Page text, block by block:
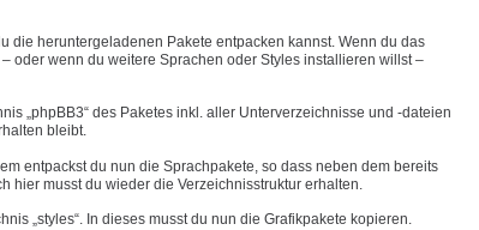
die heruntergeladenen Pakete entpacken kannst. Wenn du das
oder wenn du weitere Sprachen oder Styles installieren willst –
„phpBB3“ des Paketes inkl. aller Unterverzeichnisse und -dateien
bleibt.
entpackst du nun die Sprachpakete, so dass neben dem bereits
hier musst du wieder die Verzeichnisstruktur erhalten.
„styles“. In dieses musst du nun die Grafikpakete kopieren.